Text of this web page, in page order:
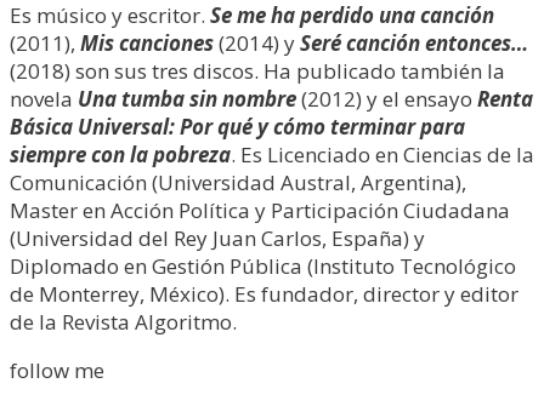
Es músico y escritor. Se me ha perdido una canción
(2011), Mis canciones(2014) ySeré canción entonces…
(2018) son sus tres discos. Ha publicado también la
novela Una tumba sin nombre(2012) y el ensayo Renta
Básica Universal: Por qué y cómo terminar para
siempre con la pobreza. Es Licenciado en Ciencias de la
Comunicación (Universidad Austral, Argentina),
Master en Acción Política y Participación Ciudadana
(Universidad del Rey Juan Carlos, España) y
Diplomado en Gestión Pública (Instituto Tecnológico
de Monterrey, México). Es fundador, director y editor
de la Revista Algoritmo.
follow me